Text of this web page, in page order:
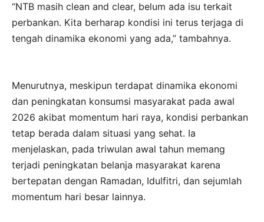
“NTB masih clean and clear, belum ada isu terkait
perbankan. Kita berharap kondisi ini terus terjaga di
tengah dinamika ekonomi yang ada,” tambahnya.
Menurutnya, meskipun terdapat dinamika ekonomi
dan peningkatan konsumsi masyarakat pada awal
2026 akibat momentum hari raya, kondisi perbankan
tetap berada dalam situasi yang sehat. Ia
menjelaskan, pada triwulan awal tahun memang
terjadi peningkatan belanja masyarakat karena
bertepatan dengan Ramadan, Idulfitri, dan sejumlah
momentum hari besar lainnya.